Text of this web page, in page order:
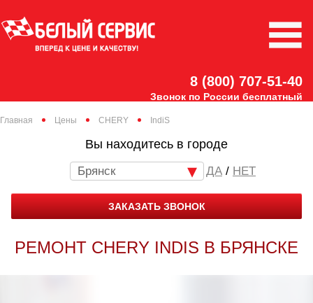
8 (800) 707-51-40
Звонок по России бесплатный
Главная Цены CHERY IndiS
Вы находитесь в городе
Брянск / НЕТ
ЗАКАЗАТЬ ЗВОНОК
РЕМОНТ CHERY INDIS В БРЯНСКЕ